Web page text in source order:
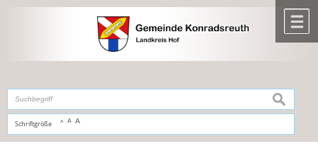
,zur Navigationoderzur Startseitespringen.
Schriftgröße A A A
suchen